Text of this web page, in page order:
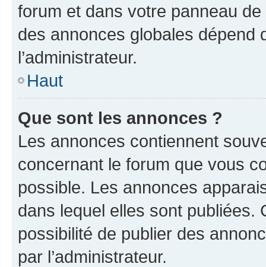
forum et dans votre panneau
des annonces globales dépend
l’administrateur.
Haut
Que sont les annonces ?
Les annonces contiennent
concernant le forum que vous
possible. Les annonces
dans lequel elles sont publiées.
possibilité de publier des
par l’administrateur.